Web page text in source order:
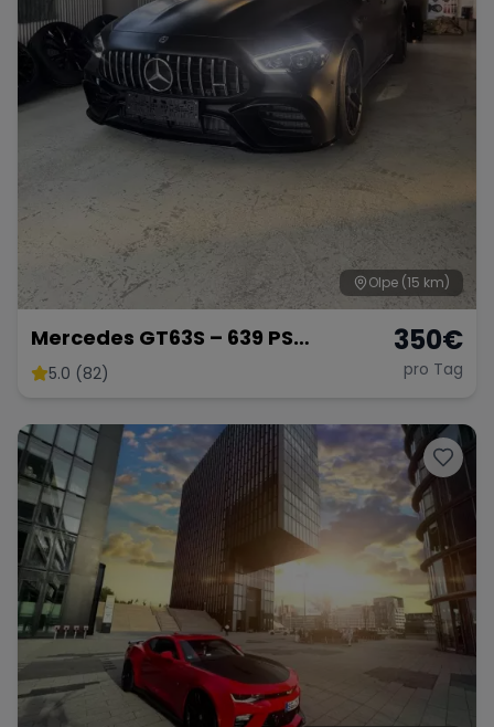
Olpe (15 km)
Mercedes GT63S – 639 PS
Luxussportwagen
5.0 (82)
350€
pro Tag